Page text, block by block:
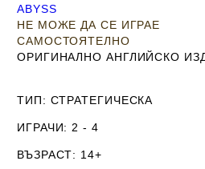
ABYSS
НЕ МОЖЕ ДА СЕ ИГРАЕ
САМОСТОЯТЕЛНО
ОРИГИНАЛНО АНГЛИЙСКО
ТИП: СТРАТЕГИЧЕСКА
ИГРАЧИ: 2 - 4
ВЪЗРАСТ: 14+